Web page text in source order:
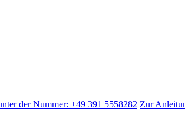
der Nummer: +49 391 5558282 Zur